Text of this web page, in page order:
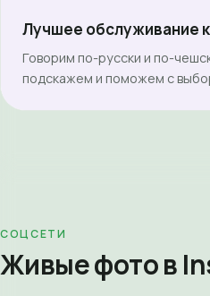
Лучшее обслуживание
Говорим по-русски и по-
подскажем и поможем с
СОЦСЕТИ
Живые фото в